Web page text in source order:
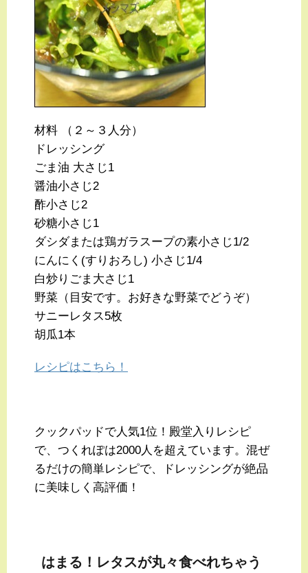
材料 （２～３人分）
ドレッシング
ごま油 大さじ1
醤油小さじ2
酢小さじ2
砂糖小さじ1
ダシダまたは鶏ガラスープの素小さじ1/2
にんにく(すりおろし) 小さじ1/4
白炒りごま大さじ1
野菜（目安です。お好きな野菜でどうぞ）
サニーレタス5枚
胡瓜1本
レシピはこちら！
クックパッドで人気1位！殿堂入りレシピ
で、つくれぽは2000人を超えています。混ぜ
るだけの簡単レシピで、ドレッシングが絶品
に美味しく高評価！
はまる！レタスが丸々食べれちゃう